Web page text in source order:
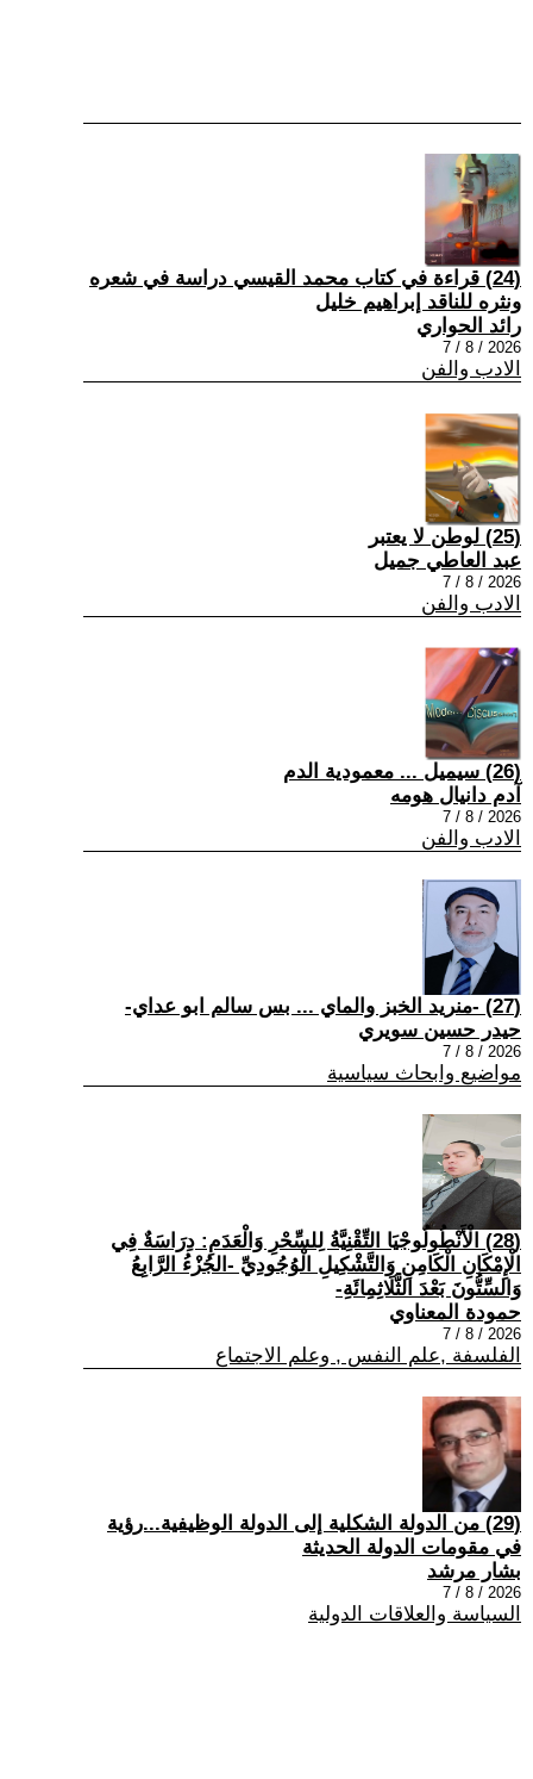
(24) قراءة في كتاب محمد القيسي دراسة في شعره
ونثره للناقد إبراهيم خليل
رائد الحواري
2026 / 8 / 7
الادب والفن
(25) لوطن لا يعتبر
عبد العاطي جميل
2026 / 8 / 7
الادب والفن
(26) سيميل ... معمودية الدم
آدم دانيال هومه
2026 / 8 / 7
الادب والفن
(27) -منريد الخبز والماي ... بس سالم ابو عداي-
حيدر حسين سويري
2026 / 8 / 7
مواضيع وابحاث سياسية
(28) الْأَنْطُولُوجْيَا التِّقْنِيَّةُ لِلسِّحْرِ وَالْعَدَمِ: دِرَاسَةٌ فِي
الْإِمْكَانِ الْكَامِنِ وَالتَّشْكِيلِ الْوُجُودِيِّ -الجُزْءُ الرَّابِعُ
وَالسِّتُّونَ بَعْدَ الثَّلَاثِمِائَةِ-
حمودة المعناوي
2026 / 8 / 7
الفلسفة ,علم النفس , وعلم الاجتماع
(29) من الدولة الشكلية إلى الدولة الوظيفية...رؤية
في مقومات الدولة الحديثة
بشار مرشد
2026 / 8 / 7
السياسة والعلاقات الدولية